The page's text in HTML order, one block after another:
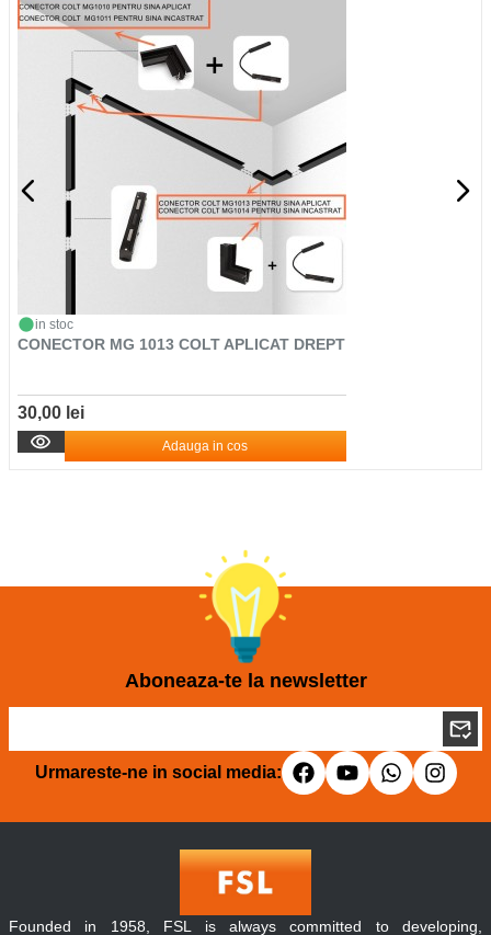
in stoc
CONECTOR MG 1013 COLT APLICAT DREPT
30,00 lei
Adauga in cos
Aboneaza-te la newsletter
Urmareste-ne in social media:
Founded in 1958, FSL is always committed to developing,